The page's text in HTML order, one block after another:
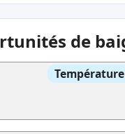
de